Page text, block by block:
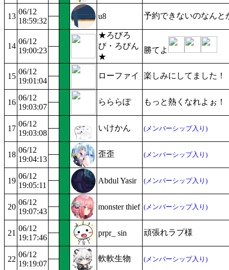
13
06/12
18:59:32
u8 予約できないのなんと
14
06/12
19:00:23
★ろびろ
び・ろびん
★
勝てよ
15
06/12
19:01:04
ローファイ 楽しみにしてました！
16
06/12
19:03:07
らららぽ もっと熱くなれよぉ！
17
06/12
19:03:08
いけかん (メンバーシップ入り)
18
06/12
19:04:13
歪歪 (メンバーシップ入り)
19
06/12
19:05:11
Abdul Yasir (メンバーシップ入り)
20
06/12
19:07:43
monster thief (メンバーシップ入り)
21
06/12
19:17:46
prpr_ sin 頑張れラプ様
22
06/12
19:19:07
軟軟生物 (メンバーシップ入り)